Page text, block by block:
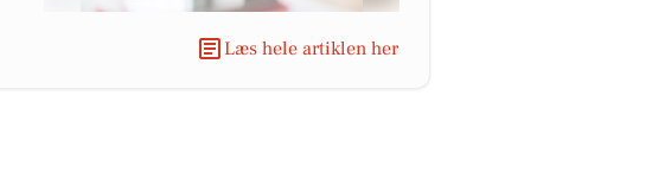
Læs hele artiklen her